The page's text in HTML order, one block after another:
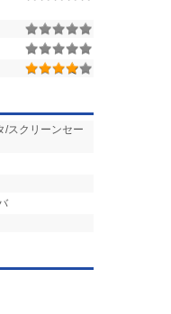
/スクリーンセー